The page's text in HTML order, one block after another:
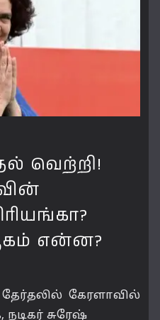
வெற்றி!
என்ன?
கேரளாவில்
சுரேஷ்